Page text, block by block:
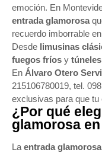
emoción. En
entrada glamorosa
recuerdo imborrable
Desde limusinas
fuegos fríos y
En Álvaro Otero
215106780019, tel.
exclusivas para que tu
¿Por qué
glamorosa
La entrada glamorosa